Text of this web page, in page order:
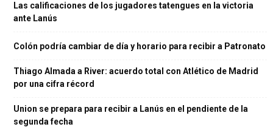
Las calificaciones de los jugadores tatengues en la victoria
ante Lanús
Colón podría cambiar de día y horario para recibir a Patronato
Thiago Almada a River: acuerdo total con Atlético de Madrid
por una cifra récord
Union se prepara para recibir a Lanús en el pendiente de la
segunda fecha